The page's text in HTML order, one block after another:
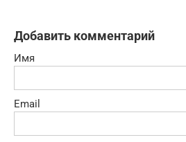
Добавить комментарий
Имя
Email